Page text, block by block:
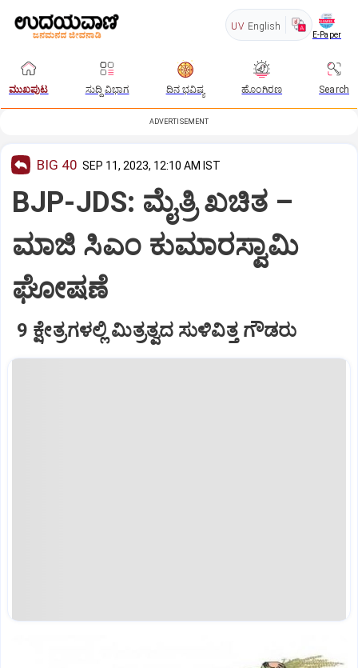
UV English
E-Paper
ಮುಖಪುಟ ಸುದ್ದಿ ವಿಭಾಗ ದಿನ ಭವಿಷ್ಯ ಹೊಂಗಿರಣ Search
ADVERTISEMENT
BIG 40 SEP 11, 2023, 12:10 AM IST
BJP-JDS: ಮೈತ್ರಿ ಖಚಿತ –
ಮಾಜಿ ಸಿಎಂ ಕುಮಾರಸ್ವಾಮಿ
ಘೋಷಣೆ
9 ಕ್ಷೇತ್ರಗಳಲ್ಲಿ ಮಿತ್ರತ್ವದ ಸುಳಿವಿತ್ತ ಗೌಡರು